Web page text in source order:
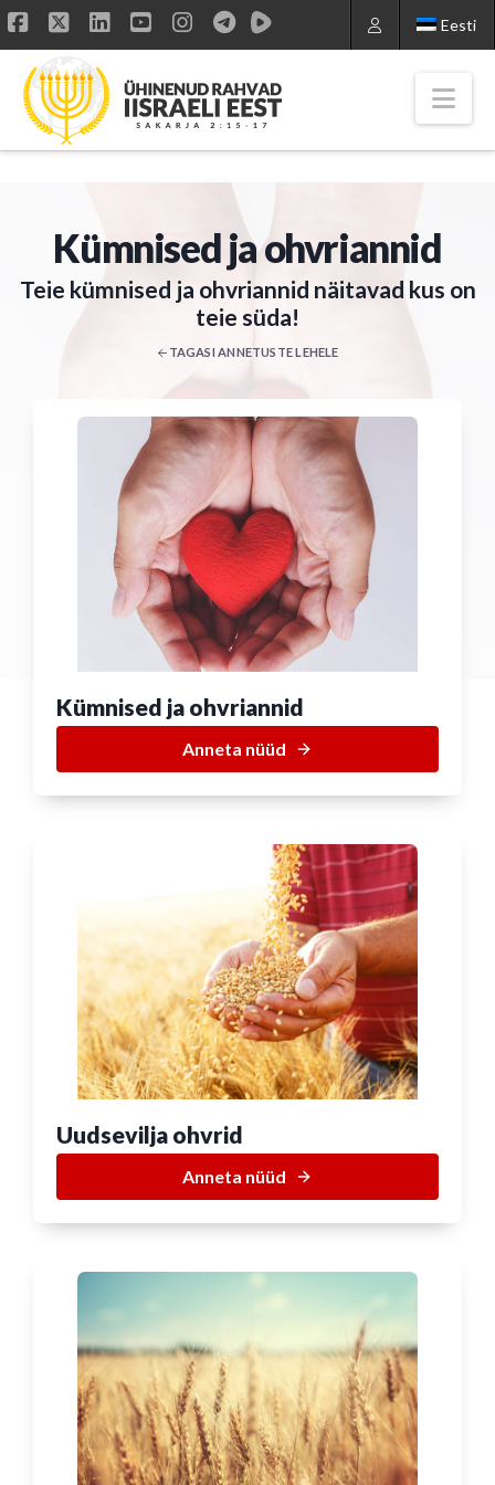
Eesti
Facebook
X LinkedIn
YouTube
Instagram
Kümnised ja ohvriannid
Teie kümnised ja ohvriannid näitavad kus on
teie süda!
TAGASI ANNETUSTE LEHELE
Kümnised ja ohvriannid
Anneta nüüd
Uudsevilja ohvrid
Anneta nüüd